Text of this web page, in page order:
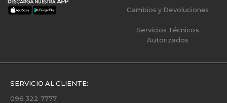
Cambios y Devoluciones
Servicios Técnicos
Autorizados
SERVICIO AL CLIENTE:
096 322 7777